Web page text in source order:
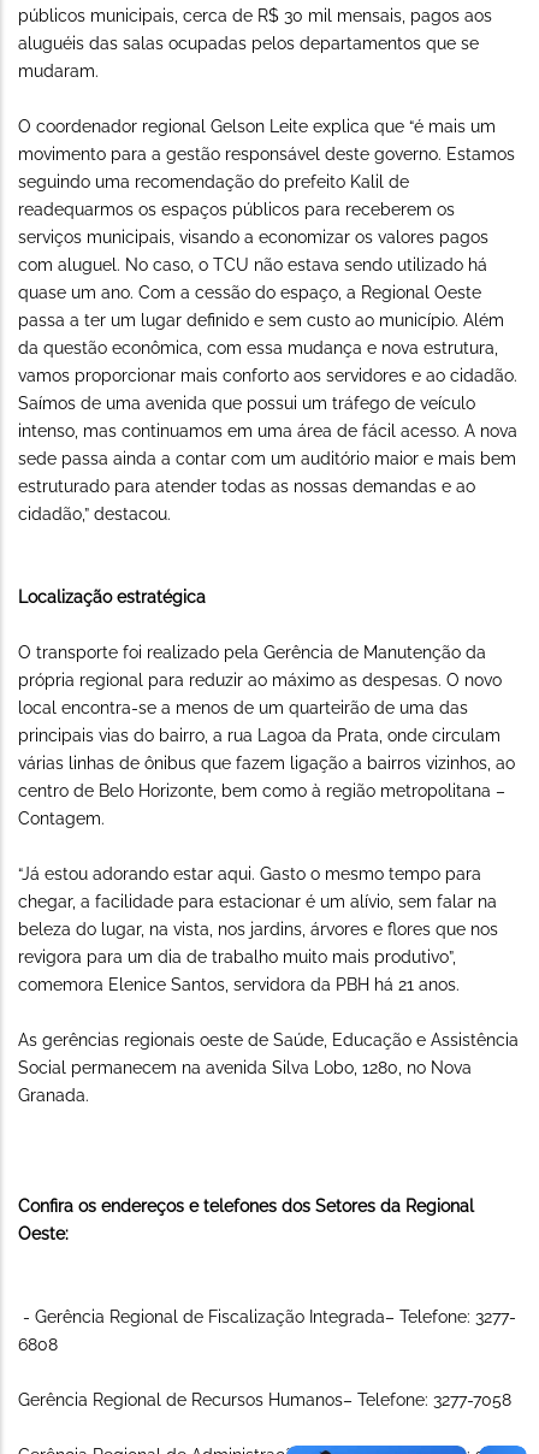
públicos municipais, cerca de R$ 30 mil mensais, pagos aos
aluguéis das salas ocupadas pelos departamentos que se
mudaram.
O coordenador regional Gelson Leite explica que “é mais um
movimento para a gestão responsável deste governo. Estamos
seguindo uma recomendação do prefeito Kalil de
readequarmos os espaços públicos para receberem os
serviços municipais, visando a economizar os valores pagos
com aluguel. No caso, o TCU não estava sendo utilizado há
quase um ano. Com a cessão do espaço, a Regional Oeste
passa a ter um lugar definido e sem custo ao município. Além
da questão econômica, com essa mudança e nova estrutura,
vamos proporcionar mais conforto aos servidores e ao cidadão.
Saímos de uma avenida que possui um tráfego de veículo
intenso, mas continuamos em uma área de fácil acesso. A nova
sede passa ainda a contar com um auditório maior e mais bem
estruturado para atender todas as nossas demandas e ao
cidadão,” destacou.
Localização estratégica
O transporte foi realizado pela Gerência de Manutenção da
própria regional para reduzir ao máximo as despesas. O novo
local encontra-se a menos de um quarteirão de uma das
principais vias do bairro, a rua Lagoa da Prata, onde circulam
várias linhas de ônibus que fazem ligação a bairros vizinhos, ao
centro de Belo Horizonte, bem como à região metropolitana –
Contagem.
“Já estou adorando estar aqui. Gasto o mesmo tempo para
chegar, a facilidade para estacionar é um alívio, sem falar na
beleza do lugar, na vista, nos jardins, árvores e flores que nos
revigora para um dia de trabalho muito mais produtivo”,
comemora Elenice Santos, servidora da PBH há 21 anos.
As gerências regionais oeste de Saúde, Educação e Assistência
Social permanecem na avenida Silva Lobo, 1280, no Nova
Granada.
Confira os endereços e telefones dos Setores da Regional
Oeste:
- Gerência Regional de Fiscalização Integrada– Telefone: 3277-
6808
Gerência Regional de Recursos Humanos– Telefone: 3277-7058